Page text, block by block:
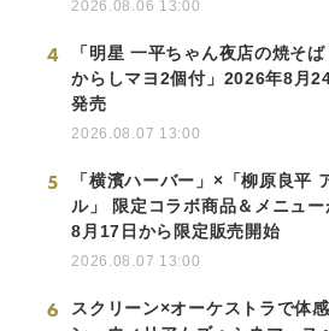
2026.08.06 13:00
4
「明星 一平ちゃん夜店の焼そ
からしマヨ2個付」2026年8月
発売
2026.08.07 13:00
5
「横濱ハーバー」×「柳原良平
ル」 限定コラボ商品＆メニュ
8月17日から限定販売開始
2026.08.07 13:00
6
スクリーン×オーケストラで体